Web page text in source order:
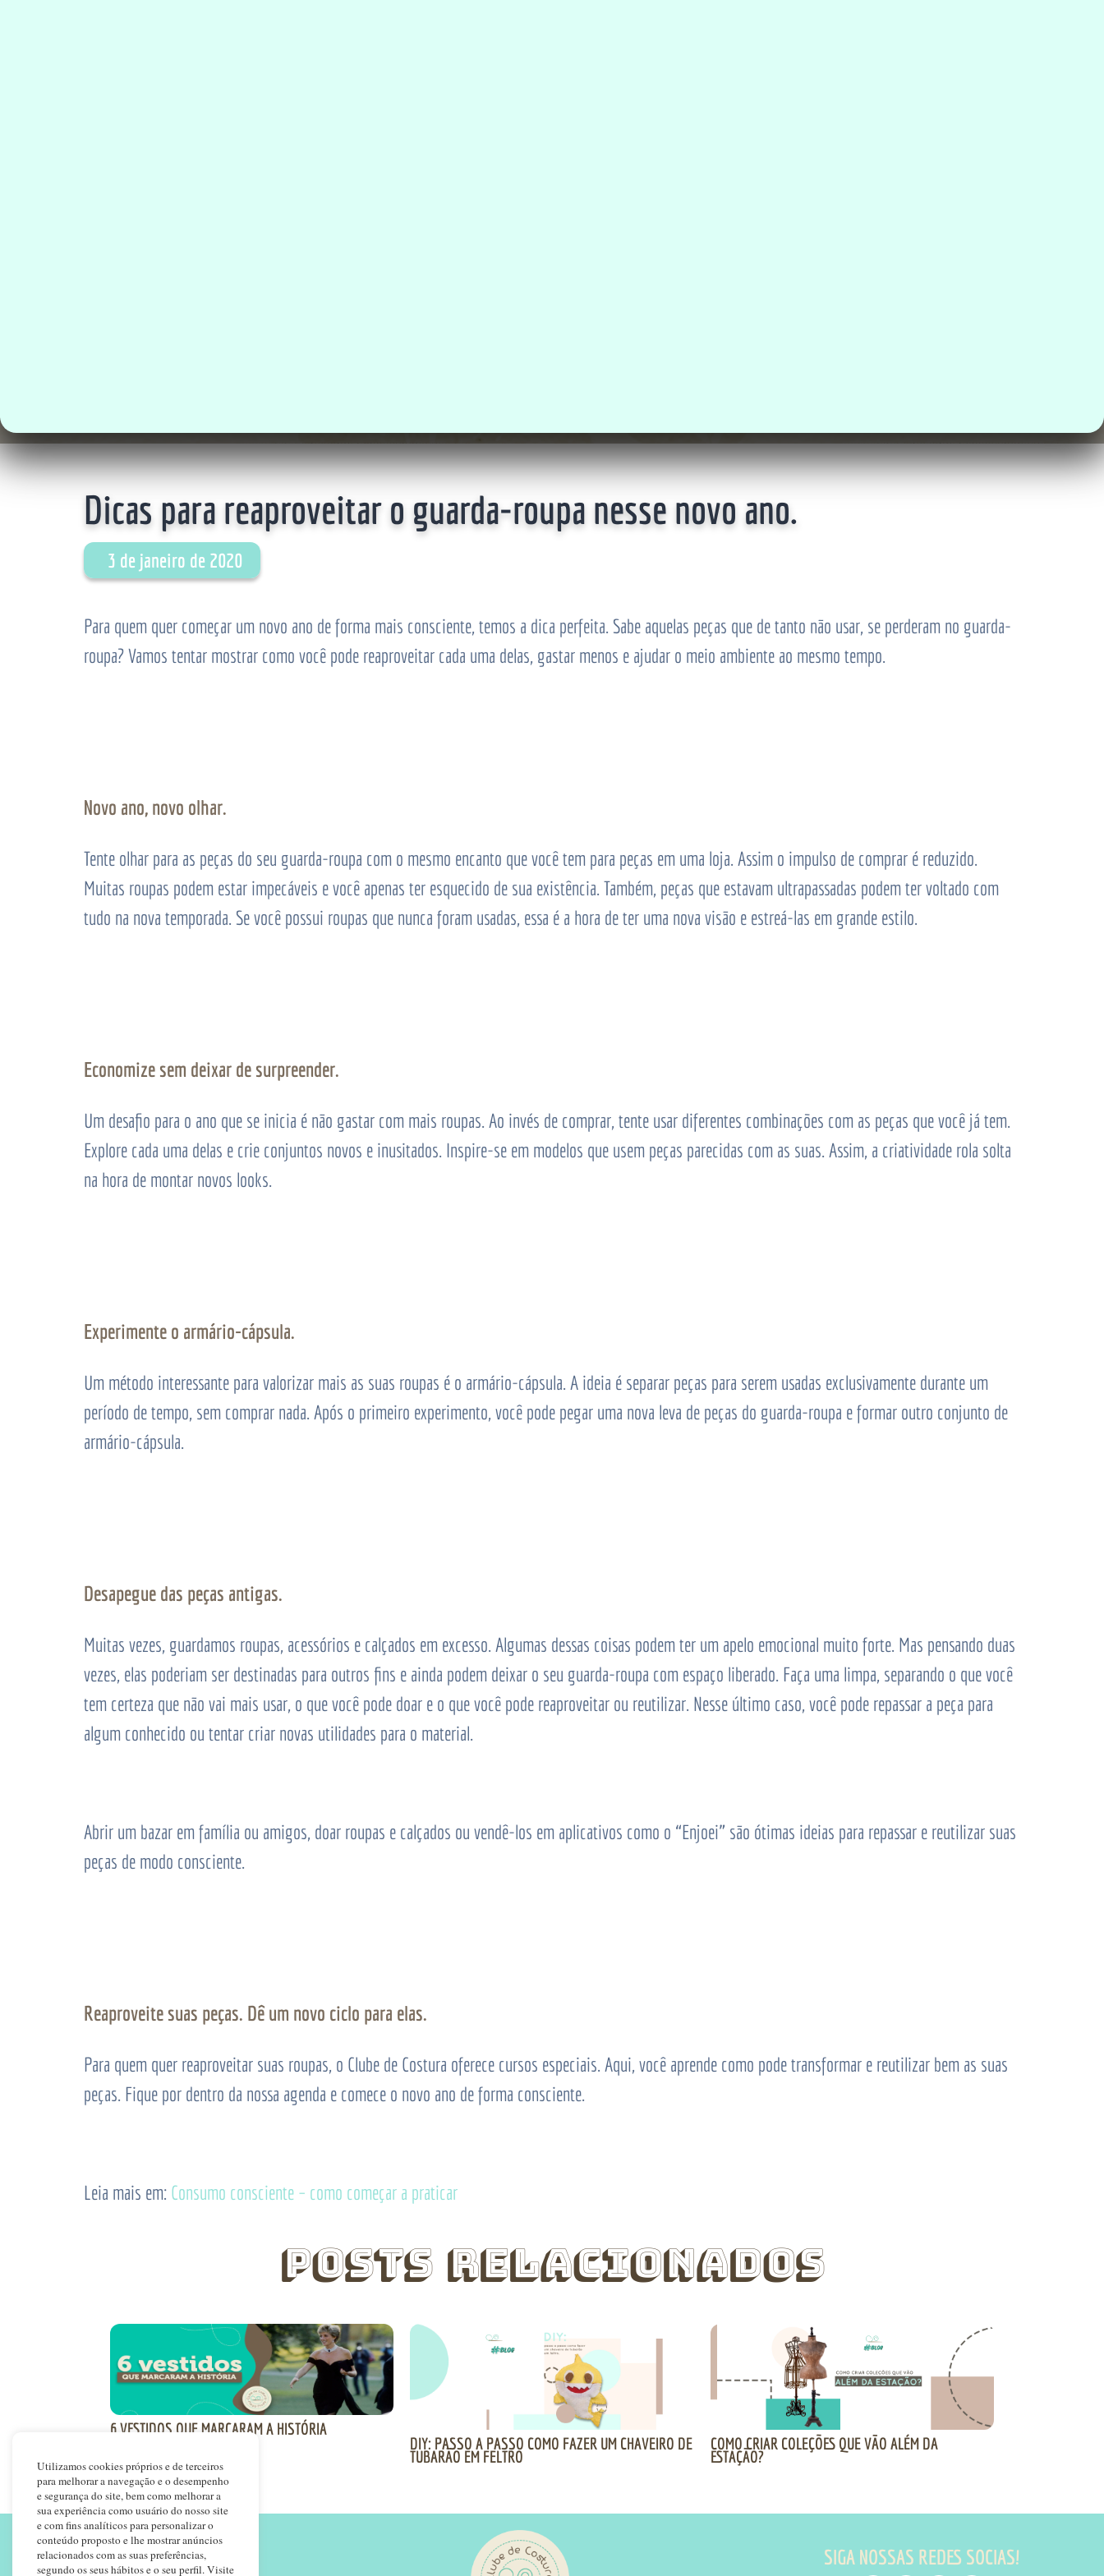
Dicas para reaproveitar o guarda-roupa nesse novo ano.
3 de janeiro de 2020
Para quem quer começar um novo ano de forma mais consciente, temos a dica perfeita. Sabe aquelas peças que de tanto não usar, se perderam no guarda-
roupa? Vamos tentar mostrar como você pode reaproveitar cada uma delas, gastar menos e ajudar o meio ambiente ao mesmo tempo.
Novo ano, novo olhar.
Tente olhar para as peças do seu guarda-roupa com o mesmo encanto que você tem para peças em uma loja. Assim o impulso de comprar é reduzido.
Muitas roupas podem estar impecáveis e você apenas ter esquecido de sua existência. Também, peças que estavam ultrapassadas podem ter voltado com
tudo na nova temporada. Se você possui roupas que nunca foram usadas, essa é a hora de ter uma nova visão e estreá-las em grande estilo.
Economize sem deixar de surpreender.
Um desafio para o ano que se inicia é não gastar com mais roupas. Ao invés de comprar, tente usar diferentes combinações com as peças que você já tem.
Explore cada uma delas e crie conjuntos novos e inusitados. Inspire-se em modelos que usem peças parecidas com as suas. Assim, a criatividade rola solta
na hora de montar novos looks.
Experimente o armário-cápsula.
Um método interessante para valorizar mais as suas roupas é o armário-cápsula. A ideia é separar peças para serem usadas exclusivamente durante um
período de tempo, sem comprar nada. Após o primeiro experimento, você pode pegar uma nova leva de peças do guarda-roupa e formar outro conjunto de
armário-cápsula.
Desapegue das peças antigas.
Muitas vezes, guardamos roupas, acessórios e calçados em excesso. Algumas dessas coisas podem ter um apelo emocional muito forte. Mas pensando duas
vezes, elas poderiam ser destinadas para outros fins e ainda podem deixar o seu guarda-roupa com espaço liberado. Faça uma limpa, separando o que você
tem certeza que não vai mais usar, o que você pode doar e o que você pode reaproveitar ou reutilizar. Nesse último caso, você pode repassar a peça para
algum conhecido ou tentar criar novas utilidades para o material.
Abrir um bazar em família ou amigos, doar roupas e calçados ou vendê-los em aplicativos como o “Enjoei” são ótimas ideias para repassar e reutilizar suas
peças de modo consciente.
Reaproveite suas peças. Dê um novo ciclo para elas.
Para quem quer reaproveitar suas roupas, o Clube de Costura oferece cursos especiais. Aqui, você aprende como pode transformar e reutilizar bem as suas
peças. Fique por dentro da nossa agenda e comece o novo ano de forma consciente.
Leia mais em: Consumo consciente – como começar a praticar
Posts Relacionados
6 VESTIDOS QUE MARCARAM A HISTÓRIA
DIY: PASSO A PASSO COMO FAZER UM CHAVEIRO DE
TUBARÃO EM FELTRO
COMO CRIAR COLEÇÕES QUE VÃO ALÉM DA
ESTAÇÃO?
SIGA NOSSAS REDES SOCIAS!
Utilizamos cookies próprios e de terceiros
para melhorar a navegação e o desempenho
e segurança do site, bem como melhorar a
sua experiência como usuário do nosso site
e com fins analíticos para personalizar o
conteúdo proposto e lhe mostrar anúncios
relacionados com as suas preferências,
segundo os seus hábitos e o seu perfil. Visite